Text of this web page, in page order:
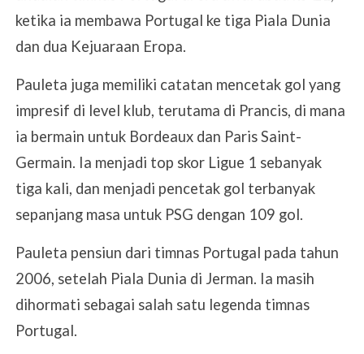
ketika ia membawa Portugal ke tiga Piala Dunia
dan dua Kejuaraan Eropa.
Pauleta juga memiliki catatan mencetak gol yang
impresif di level klub, terutama di Prancis, di mana
ia bermain untuk Bordeaux dan Paris Saint-
Germain. Ia menjadi top skor Ligue 1 sebanyak
tiga kali, dan menjadi pencetak gol terbanyak
sepanjang masa untuk PSG dengan 109 gol.
Pauleta pensiun dari timnas Portugal pada tahun
2006, setelah Piala Dunia di Jerman. Ia masih
dihormati sebagai salah satu legenda timnas
Portugal.